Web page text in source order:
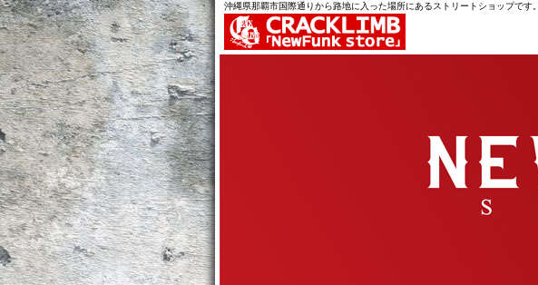
沖縄県那覇市国際通りから路地に入った場所にあるストリートショップです。